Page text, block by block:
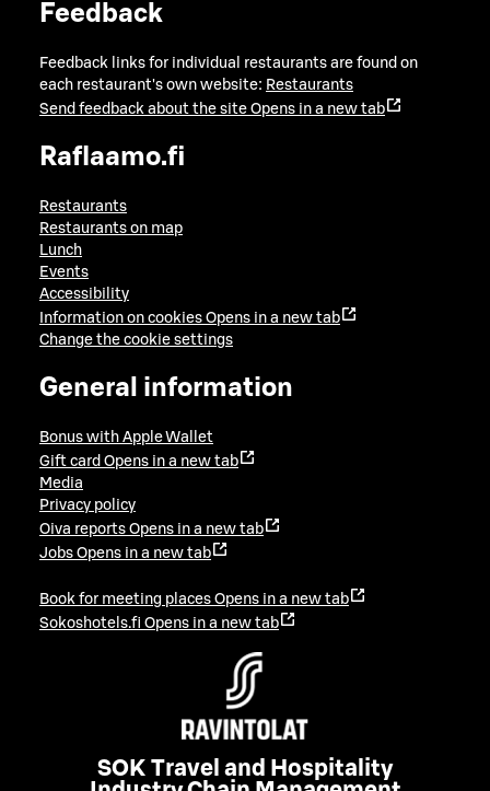
Feedback
Feedback links for individual restaurants are found on
each restaurant's own website: Restaurants
Send feedback about the site Opens in a new tab
Raflaamo.fi
Restaurants
Restaurants on map
Lunch
Events
Accessibility
Information on cookies Opens in a new tab
Change the cookie settings
General information
Bonus with Apple Wallet
Gift card Opens in a new tab
Media
Privacy policy
Oiva reports Opens in a new tab
Jobs Opens in a new tab
Book for meeting places Opens in a new tab
Sokoshotels.fi Opens in a new tab
SOK Travel and Hospitality